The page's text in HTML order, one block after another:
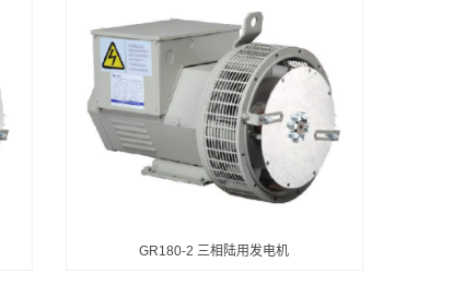
GR180-2 三相陆用发电机